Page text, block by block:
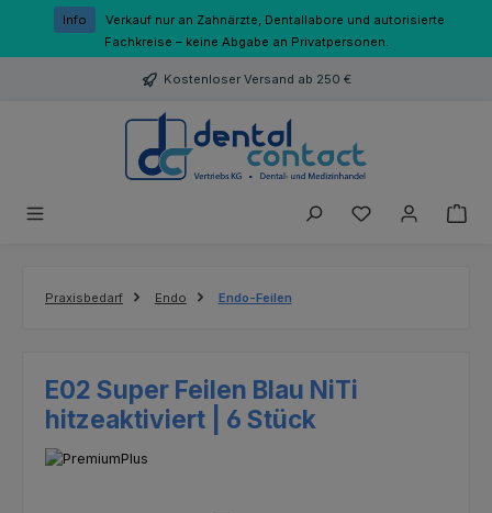
Zum Hauptinhalt springen
Info
Verkauf nur an Zahnärzte, Dentallabore und autorisierte
Fachkreise – keine Abgabe an Privatpersonen.
Kostenloser Versand ab 250 €
Du hast 0
Praxisbedarf Endo Endo-Feilen
E02 Super Feilen Blau NiTi
hitzeaktiviert | 6 Stück